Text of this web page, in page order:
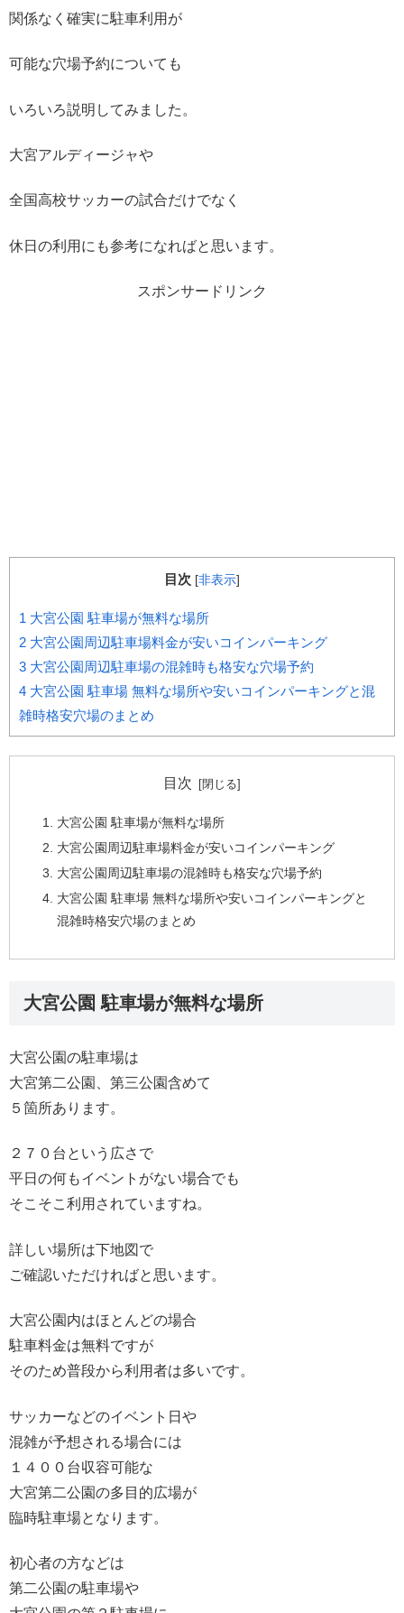
関係なく確実に駐車利用が
可能な穴場予約についても
いろいろ説明してみました。
大宮アルディージャや
全国高校サッカーの試合だけでなく
休日の利用にも参考になればと思います。
スポンサードリンク
目次 [非表示]
1 大宮公園 駐車場が無料な場所
2 大宮公園周辺駐車場料金が安いコインパーキング
3 大宮公園周辺駐車場の混雑時も格安な穴場予約
4 大宮公園 駐車場 無料な場所や安いコインパーキングと混
雑時格安穴場のまとめ
目次
大宮公園 駐車場が無料な場所
大宮公園周辺駐車場料金が安いコインパーキング
大宮公園周辺駐車場の混雑時も格安な穴場予約
大宮公園 駐車場 無料な場所や安いコインパーキングと
混雑時格安穴場のまとめ
大宮公園 駐車場が無料な場所
大宮公園の駐車場は
大宮第二公園、第三公園含めて
５箇所あります。
２７０台という広さで
平日の何もイベントがない場合でも
そこそこ利用されていますね。
詳しい場所は下地図で
ご確認いただければと思います。
大宮公園内はほとんどの場合
駐車料金は無料ですが
そのため普段から利用者は多いです。
サッカーなどのイベント日や
混雑が予想される場合には
１４００台収容可能な
大宮第二公園の多目的広場が
臨時駐車場となります。
初心者の方などは
第二公園の駐車場や